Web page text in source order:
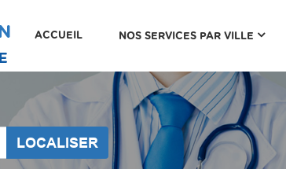
ACCUEIL NOS SERVICES PAR VILLE
LOCALISER